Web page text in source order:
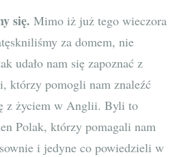
się. Mimo iż już tego wieczora
za domem, nie
udało nam się zapoznać z
którzy pomogli nam znaleźć
z życiem w Anglii. Byli to
Polak, którzy pomagali nam
i jedyne co powiedzieli w